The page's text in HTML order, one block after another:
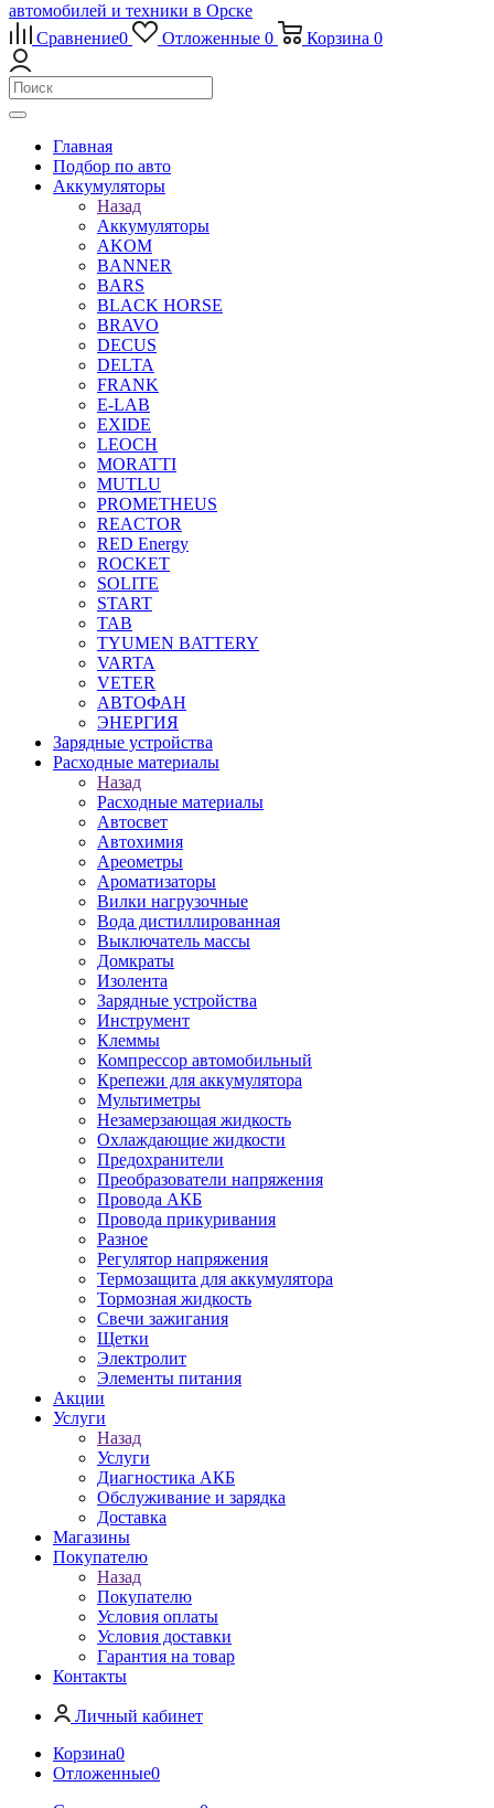
Сравнение0 Отложенные 0 Корзина 0
Главная
Подбор по авто
Аккумуляторы
Назад
Аккумуляторы
AKOM
BANNER
BARS
BLACK HORSE
BRAVO
DECUS
DELTA
FRANK
E-LAB
EXIDE
LEOCH
MORATTI
MUTLU
PROMETHEUS
REACTOR
RED Energy
ROCKET
SOLITE
START
TAB
TYUMEN BATTERY
VARTA
VETER
АВТОФАН
ЭНЕРГИЯ
Зарядные устройства
Расходные материалы
Назад
Расходные материалы
Автосвет
Автохимия
Ареометры
Ароматизаторы
Вилки нагрузочные
Вода дистиллированная
Выключатель массы
Домкраты
Изолента
Зарядные устройства
Инструмент
Клеммы
Компрессор автомобильный
Крепежи для аккумулятора
Мультиметры
Незамерзающая жидкость
Охлаждающие жидкости
Предохранители
Преобразователи напряжения
Провода АКБ
Провода прикуривания
Разное
Регулятор напряжения
Термозащита для аккумулятора
Тормозная жидкость
Свечи зажигания
Щетки
Электролит
Элементы питания
Акции
Услуги
Назад
Услуги
Диагностика АКБ
Обслуживание и зарядка
Доставка
Магазины
Покупателю
Назад
Покупателю
Условия оплаты
Условия доставки
Гарантия на товар
Контакты
Личный кабинет
Корзина0
Отложенные0